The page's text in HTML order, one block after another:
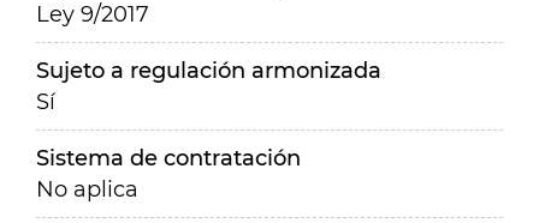
Ley 9/2017
Sujeto a regulación armonizada
Sí
Sistema de contratación
No aplica